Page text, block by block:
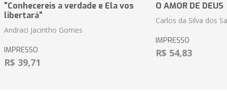
"Conhecereis a verdade e Ela vos
libertará"
Andraci Jacintho Gomes
IMPRESSO
R$ 39,71
O AMOR DE DEUS
Carlos da Silva dos
IMPRESSO
R$ 54,83